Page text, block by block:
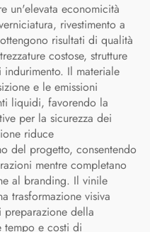
un'elevata economicità
rivestimento a
risultati di qualità
costose, strutture
Il materiale
e le emissioni
liquidi, favorendo la
per la sicurezza dei
riduce
del progetto, consentendo
mentre completano
al branding. Il vinile
trasformazione visiva
della
tempo e costi di